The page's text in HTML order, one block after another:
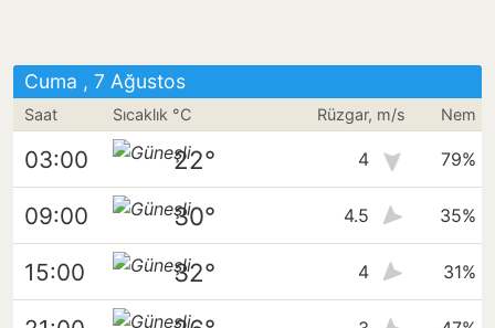
Cuma , 7 Ağustos
Saat Sıcaklık °C Rüzgar, m/s Nem
03:00 22° 4 79%
09:00 30° 4.5 35%
15:00 32° 4 31%